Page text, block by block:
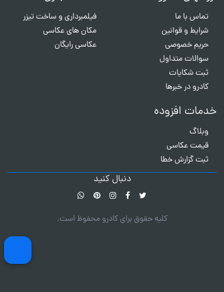
تماس با ما
شرایط و قوانین
حریم خصوصی
سوالات متداول
ثبت شکایات
کادرو در خبرها
فیلمبرداری و ساخت تیزر
مکان های عکاسی
عکاسی رایگان
خدمات افزوده
وبلاگ
قیمت عکاسی
ثبت گزارش خطا
دنبال کنید
کلیه حقوق برای کادرو محفوظ است.